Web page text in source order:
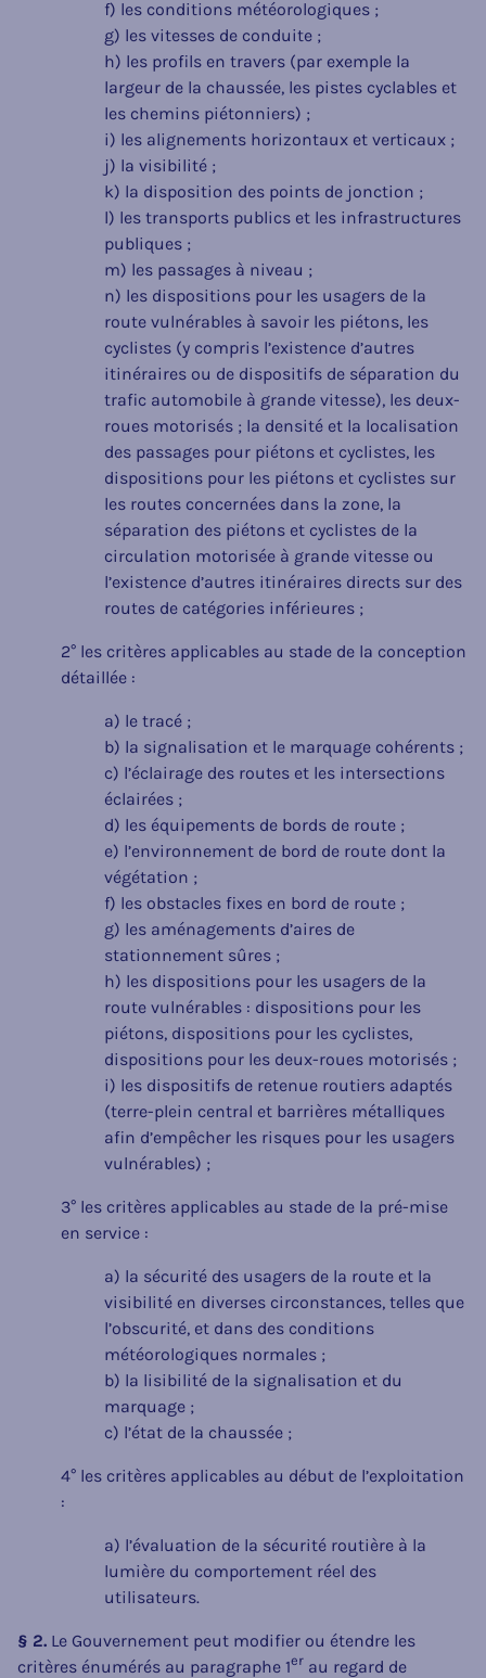
f) les conditions météorologiques ;
g) les vitesses de conduite ;
h) les profils en travers (par exemple la
largeur de la chaussée, les pistes cyclables et
les chemins piétonniers) ;
i) les alignements horizontaux et verticaux ;
j) la visibilité ;
k) la disposition des points de jonction ;
l) les transports publics et les infrastructures
publiques ;
m) les passages à niveau ;
n) les dispositions pour les usagers de la
route vulnérables à savoir les piétons, les
cyclistes (y compris l’existence d’autres
itinéraires ou de dispositifs de séparation du
trafic automobile à grande vitesse), les deux-
roues motorisés ; la densité et la localisation
des passages pour piétons et cyclistes, les
dispositions pour les piétons et cyclistes sur
les routes concernées dans la zone, la
séparation des piétons et cyclistes de la
circulation motorisée à grande vitesse ou
l’existence d’autres itinéraires directs sur des
routes de catégories inférieures ;
2° les critères applicables au stade de la conception
détaillée :
a) le tracé ;
b) la signalisation et le marquage cohérents ;
c) l’éclairage des routes et les intersections
éclairées ;
d) les équipements de bords de route ;
e) l’environnement de bord de route dont la
végétation ;
f) les obstacles fixes en bord de route ;
g) les aménagements d’aires de
stationnement sûres ;
h) les dispositions pour les usagers de la
route vulnérables : dispositions pour les
piétons, dispositions pour les cyclistes,
dispositions pour les deux-roues motorisés ;
i) les dispositifs de retenue routiers adaptés
(terre-plein central et barrières métalliques
afin d’empêcher les risques pour les usagers
vulnérables) ;
3° les critères applicables au stade de la pré-mise
en service :
a) la sécurité des usagers de la route et la
visibilité en diverses circonstances, telles que
l’obscurité, et dans des conditions
météorologiques normales ;
b) la lisibilité de la signalisation et du
marquage ;
c) l’état de la chaussée ;
4° les critères applicables au début de l’exploitation
:
a) l’évaluation de la sécurité routière à la
lumière du comportement réel des
utilisateurs.
§ 2. Le Gouvernement peut modifier ou étendre les
critères énumérés au paragraphe 1er au regard de